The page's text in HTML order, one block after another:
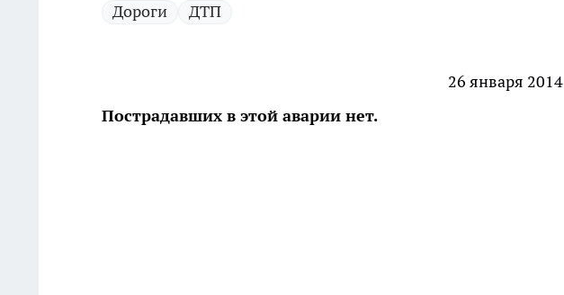
Дороги ДТП
26 января 2014
Пострадавших в этой аварии нет.